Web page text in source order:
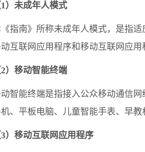
1）未成年人模式
指南》所称未成年人模式，是指
互联网应用程序和移动互联网应
2）移动智能终端
智能终端是指接入公众移动通信
、平板电脑、儿童智能手表、早
3）移动互联网应用程序